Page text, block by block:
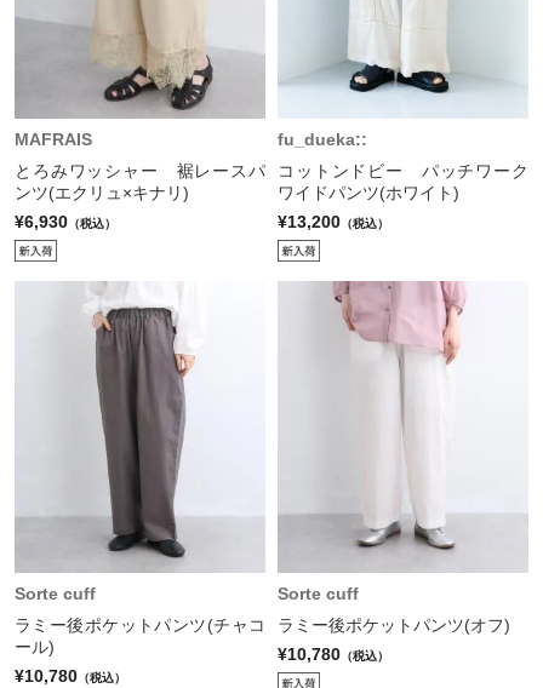
MAFRAIS
とろみワッシャー 裾レースパ
ンツ(エクリュ×キナリ)
¥6,930 （税込）
fu_dueka::
コットンドビー パッチワーク
ワイドパンツ(ホワイト)
¥13,200 （税込）
Sorte cuff
ラミー後ポケットパンツ(チャコ
ール)
¥10,780 （税込）
Sorte cuff
ラミー後ポケットパンツ(オフ)
¥10,780 （税込）